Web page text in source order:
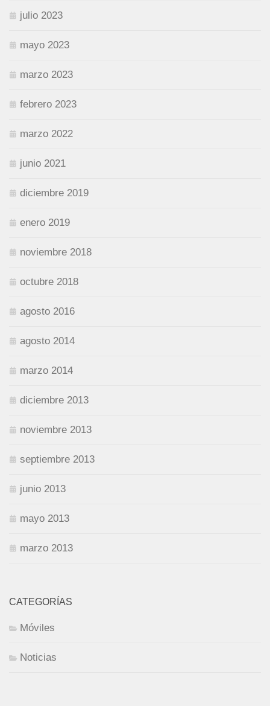
julio 2023
mayo 2023
marzo 2023
febrero 2023
marzo 2022
junio 2021
diciembre 2019
enero 2019
noviembre 2018
octubre 2018
agosto 2016
agosto 2014
marzo 2014
diciembre 2013
noviembre 2013
septiembre 2013
junio 2013
mayo 2013
marzo 2013
CATEGORÍAS
Móviles
Noticias